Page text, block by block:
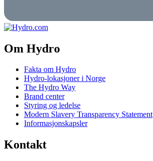
Om Hydro
Fakta om Hydro
Hydro-lokasjoner i Norge
The Hydro Way
Brand center
Styring og ledelse
Modern Slavery Transparency Statement
Informasjonskapsler
Kontakt